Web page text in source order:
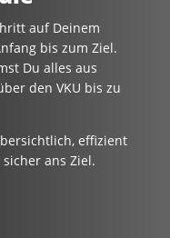
auf Deinem
bis zum Ziel.
Du alles aus
den VKU bis zu
effizient
ans Ziel.